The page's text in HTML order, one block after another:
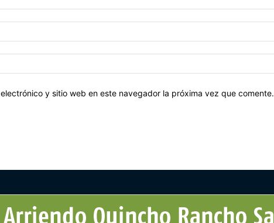
y sitio web en este navegador la próxima vez que comente.